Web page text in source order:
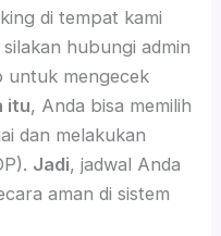
di tempat kami
silakan hubungi admin
untuk mengecek
itu, Anda bisa memilih
dan melakukan
Jadi, jadwal Anda
aman di sistem